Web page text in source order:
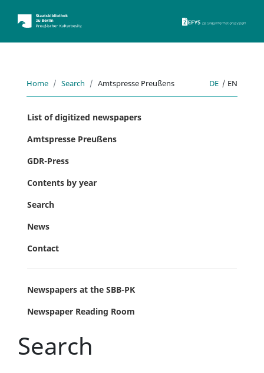
Home Search Amtspresse Preußens DE | EN
List of digitized newspapers
Amtspresse Preußens
GDR-Press
Contents by year
Search
News
Contact
Newspapers at the SBB-PK
Newspaper Reading Room
Search